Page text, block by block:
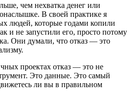
чем нехватка денег или
В своей практике я
людей, которые годами копили
и не запустили его, просто потому
Они думали, что отказ — это
проектах отказ — это не
Это данные. Это самый
ли вы в правильном